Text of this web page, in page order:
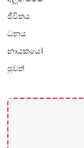
ජීවිතය
ධනය
නායකයෝ
පුවත්